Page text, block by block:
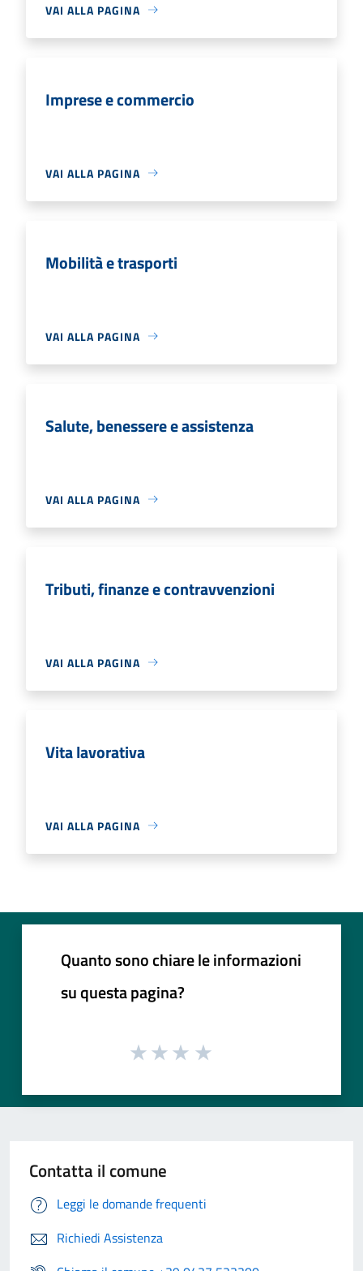
VAI ALLA PAGINA
Imprese e commercio
VAI ALLA PAGINA
Mobilità e trasporti
VAI ALLA PAGINA
Salute, benessere e assistenza
VAI ALLA PAGINA
Tributi, finanze e contravvenzioni
VAI ALLA PAGINA
Vita lavorativa
VAI ALLA PAGINA
Quanto sono chiare le informazioni
su questa pagina?
Contatta il comune
Leggi le domande frequenti
Richiedi Assistenza